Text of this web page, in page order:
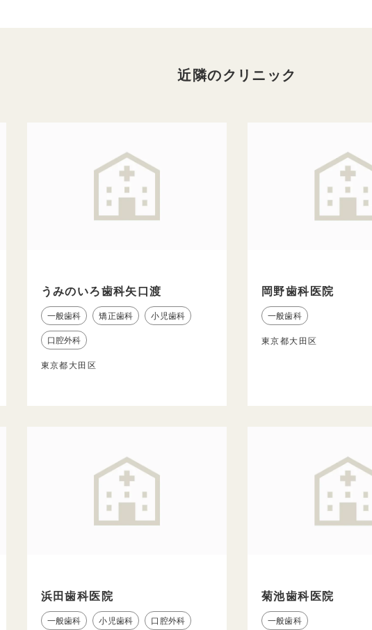
近隣のクリニック
うみのいろ歯科矢口渡
一般歯科 矯正歯科 小児歯科
口腔外科
東京都大田区
岡野歯科医院
一般歯科
東京都大田区
浜田歯科医院
一般歯科 小児歯科 口腔外科
菊池歯科医院
一般歯科